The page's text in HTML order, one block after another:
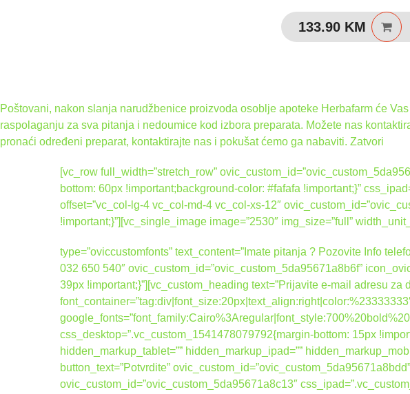
133.90 KM
Poštovani, nakon slanja narudžbenice proizvoda osoblje apoteke Herbafarm će
raspolaganju za sva pitanja i nedoumice kod izbora preparata. Možete nas
pronaći određeni preparat, kontaktirajte nas i pokušat ćemo ga nabaviti. Zatvori
[vc_row full_width=”stretch_row”
bottom: 60px !important;background-color: #fafafa !important;}”
offset=”vc_col-lg-4 vc_col-md-4 vc_col-xs-12″
!important;}”][vc_single_image image=”2530″ img_size=”full”
type=”oviccustomfonts” text_content=”Imate pitanja ? Pozovite Info
032 650 540″ ovic_custom_id=”ovic_custom_5da95671a8b6f”
39px !important;}”][vc_custom_heading text=”Prijavite e-mail adresu
css_desktop=”.vc_custom_1541478079792{margin-bottom: 15px
hidden_markup_tablet=”” hidden_markup_ipad=””
button_text=”Potvrdite”
ovic_custom_id=”ovic_custom_5da95671a8c13″